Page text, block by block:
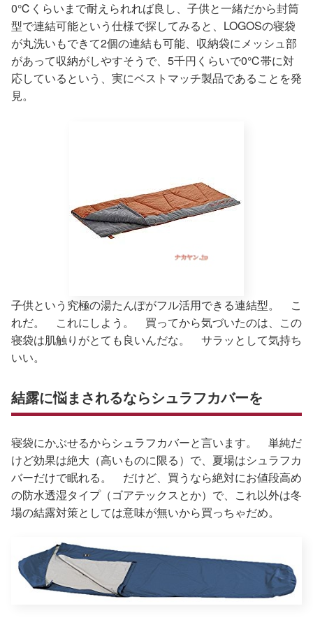
0℃くらいまで耐えられれば良し、子供と一緒だから封筒
型で連結可能という仕様で探してみると、LOGOSの寝袋
が丸洗いもできて2個の連結も可能、収納袋にメッシュ部
があって収納がしやすそうで、5千円くらいで0℃帯に対
応しているという、実にベストマッチ製品であることを発
見。
子供という究極の湯たんぽがフル活用できる連結型。 こ
れだ。 これにしよう。 買ってから気づいたのは、この
寝袋は肌触りがとても良いんだな。 サラッとして気持ち
いい。
結露に悩まされるならシュラフカバーを
寝袋にかぶせるからシュラフカバーと言います。 単純だ
けど効果は絶大（高いものに限る）で、夏場はシュラフカ
バーだけで眠れる。 だけど、買うなら絶対にお値段高め
の防水透湿タイプ（ゴアテックスとか）で、これ以外は冬
場の結露対策としては意味が無いから買っちゃだめ。